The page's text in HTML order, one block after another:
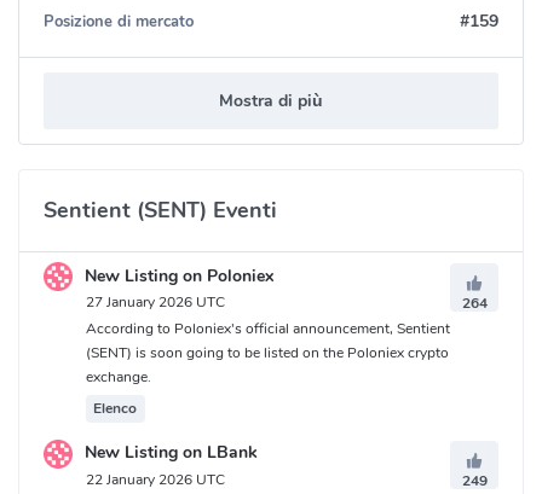
Posizione di mercato #159
Mostra di più
Sentient (SENT) Eventi
New Listing on Poloniex
27 January 2026 UTC
264
According to Poloniex's official announcement, Sentient
(SENT) is soon going to be listed on the Poloniex crypto
exchange.
Elenco
New Listing on LBank
22 January 2026 UTC
249